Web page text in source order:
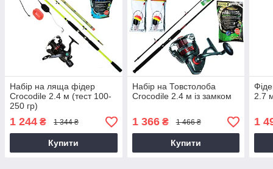
Набір на ляща фідер
Сroсоdile 2.4 м (тест 100-
250 гр)
1 244 ₴ 1 344 ₴
Купити
Набір на Товстолоба
Croсоdile 2.4 м із замком
1 366₴ 1 466 ₴
Купити
2.7
1